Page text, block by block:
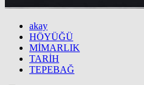
akay
HÖYÜĞÜ
MİMARLIK
TARİH
TEPEBAĞ